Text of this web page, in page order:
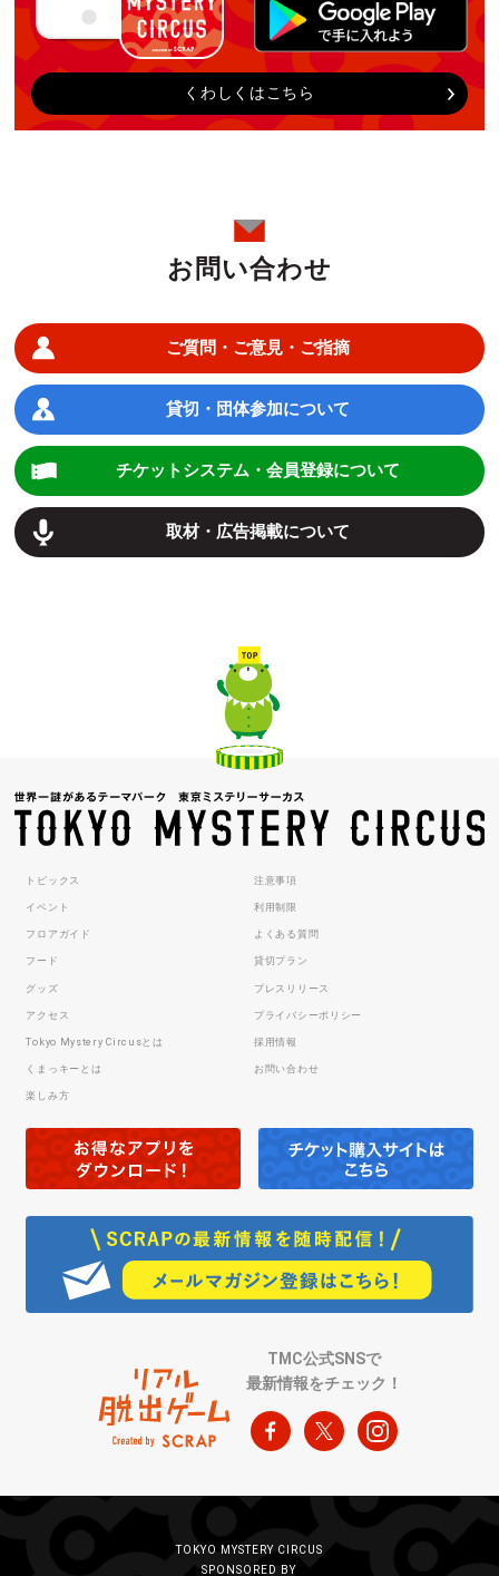
くわしくはこちら
お問い合わせ
ご質問・ご意見・ご指摘
貸切・団体参加について
チケットシステム・会員登録について
取材・広告掲載について
トピックス
イベント
フロアガイド
フード
グッズ
アクセス
Tokyo Mystery Circusとは
くまっキーとは
楽しみ方
注意事項
利用制限
よくある質問
貸切プラン
プレスリリース
プライバシーポリシー
採用情報
お問い合わせ
TMC公式SNSで
最新情報をチェック！
TOKYO MYSTERY CIRCUS
SPONSORED BY